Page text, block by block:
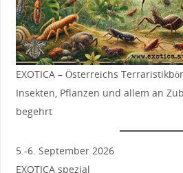
EXOTICA – Österreichs
Insekten, Pflanzen und allem an
begehrt
5.-6. September 2026
EXOTICA spezial